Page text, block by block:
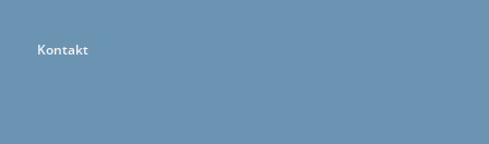
Kontakt